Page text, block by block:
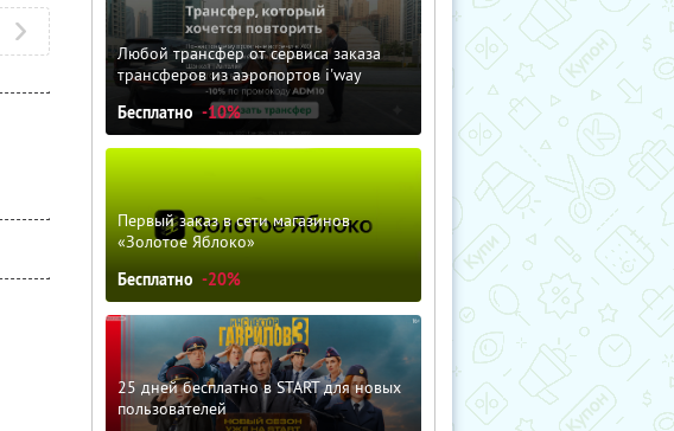
Любой трансфер от сервиса заказа
трансферов из аэропортов i'way
Бесплатно -10%
Первый заказ в сети магазинов
«Золотое Яблоко»
Бесплатно -20%
25 дней бесплатно в START для новых
пользователей